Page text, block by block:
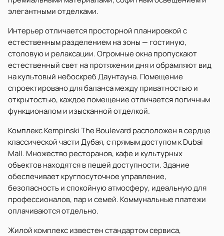
элегантными отделками.
Интерьер отличается просторной планировкой с
естественным разделением на зоны — гостиную,
столовую и релаксации. Огромные окна пропускают
естественный свет на протяжении дня и обрамляют вид
на культовый небоскреб Даунтауна. Помещение
спроектировано для баланса между приватностью и
открытостью, каждое помещение отличается логичным
функционалом и изысканной отделкой.
Комплекс Kempinski The Boulevard расположен в сердце
классической части Дубая, с прямым доступом к Dubai
Mall. Множество ресторанов, кафе и культурных
объектов находятся в пешей доступности. Здание
обеспечивает круглосуточное управление,
безопасность и спокойную атмосферу, идеальную для
профессионалов, пар и семей. Коммунальные платежи
оплачиваются отдельно.
Жилой комплекс известен стандартом сервиса,